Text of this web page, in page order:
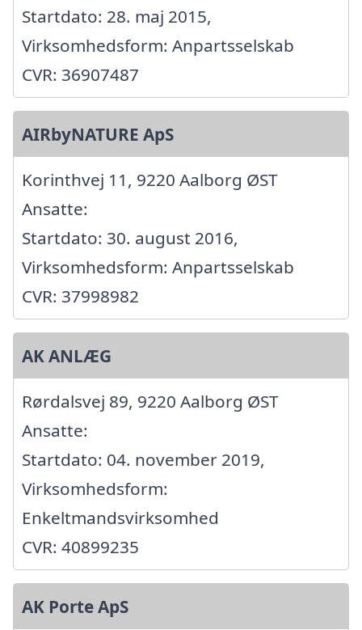
Startdato: 28. maj 2015,
Virksomhedsform: Anpartsselskab
CVR: 36907487
AIRbyNATURE ApS
Korinthvej 11, 9220 Aalborg ØST
Ansatte:
Startdato: 30. august 2016,
Virksomhedsform: Anpartsselskab
CVR: 37998982
AK ANLÆG
Rørdalsvej 89, 9220 Aalborg ØST
Ansatte:
Startdato: 04. november 2019,
Virksomhedsform:
Enkeltmandsvirksomhed
CVR: 40899235
AK Porte ApS